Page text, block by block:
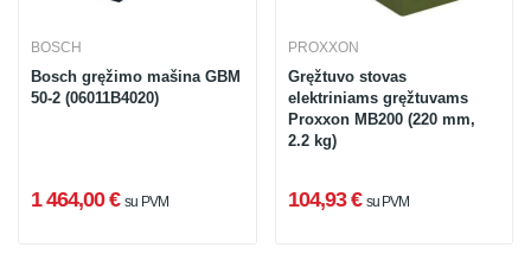
BOSCH
Bosch gręžimo mašina GBM
50-2 (06011B4020)
1 464,00 € su PVM
PROXXON
Gręžtuvo stovas
elektriniams gręžtuvams
Proxxon MB200 (220 mm,
2.2 kg)
104,93 € su PVM